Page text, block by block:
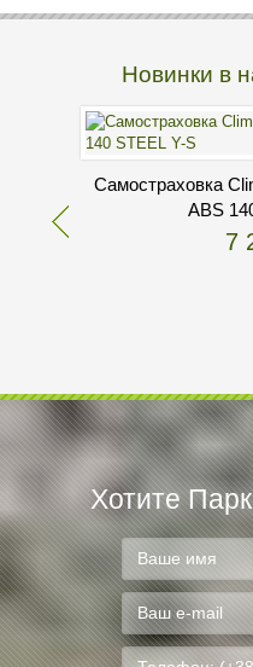
Новинки в
Самостраховка
ABS
7
Хотите